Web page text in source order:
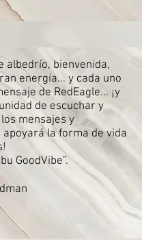
albedrío, bienvenida,
energía... y cada uno
de RedEagle... ¡y
de escuchar y
mensajes y
la forma de vida
GoodVibe”.